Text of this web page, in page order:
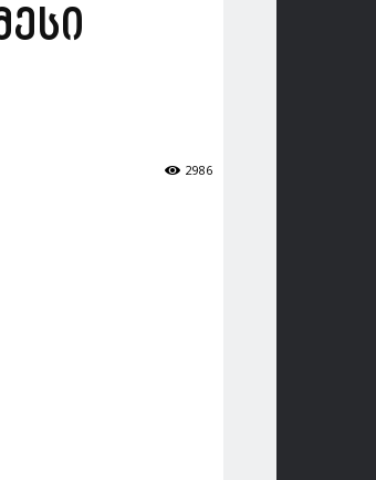
2986